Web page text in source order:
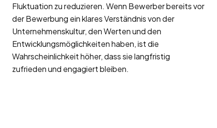
Fluktuation zu reduzieren. Wenn Bewerber bereits vor
der Bewerbung ein klares Verständnis von der
Unternehmenskultur, den Werten und den
Entwicklungsmöglichkeiten haben, ist die
Wahrscheinlichkeit höher, dass sie langfristig
zufrieden und engagiert bleiben.